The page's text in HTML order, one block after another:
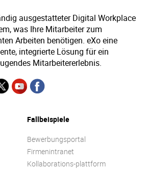
ausgestatteter Digital Workplace
was Ihre Mitarbeiter zum
Arbeiten benötigen. eXo eine
integrierte Lösung für ein
Mitarbeitererlebnis.
Fallbeispiele
Bewerbungsportal
Firmenintranet
Kollaborations-plattform